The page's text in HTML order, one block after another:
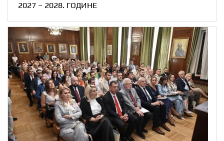
2027 – 2028. ГОДИНЕ